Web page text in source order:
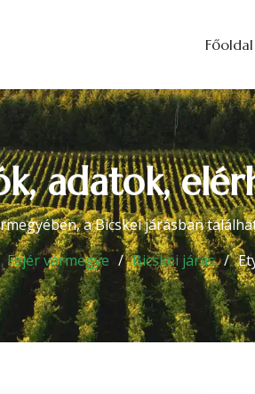
Főoldal
adatok,
a Bicskei járásban
Fejér vármegye Bicskei járás